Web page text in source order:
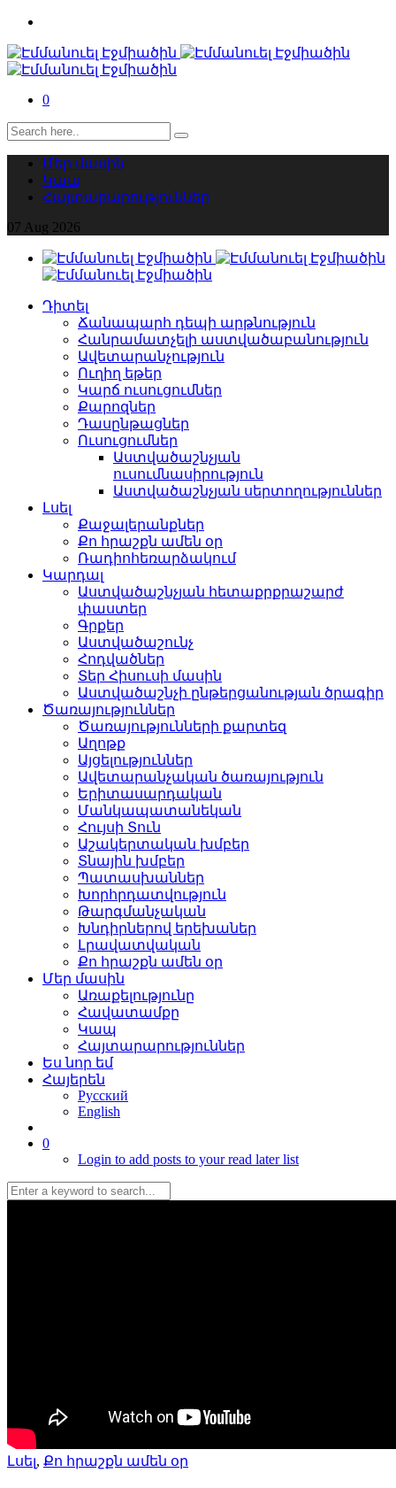
0
Մեր մասին
Կապ
Հայտարարություններ
07 Aug 2026
Դիտել
Ճանապարհ դեպի արթնություն
Հանրամատչելի աստվածաբանություն
Ավետարանչություն
Ուղիղ եթեր
Կարճ ուսուցումներ
Քարոզներ
Դասընթացներ
Ուսուցումներ
Աստվածաշնչյան
ուսումնասիրություն
Աստվածաշնչյան սերտողություններ
Լսել
Քաջալերանքներ
Քո հրաշքն ամեն օր
Ռադիոհեռարձակում
Կարդալ
Աստվածաշնչյան հետաքրքրաշարժ
փաստեր
Գրքեր
Աստվածաշունչ
Հոդվածներ
Տեր Հիսուսի մասին
Աստվածաշնչի ընթերցանության ծրագիր
Ծառայություններ
Ծառայությունների քարտեզ
Աղոթք
Այցելություններ
Ավետարանչական ծառայություն
Երիտասարդական
Մանկապատանեկան
Հույսի Տուն
Աշակերտական խմբեր
Տնային խմբեր
Պատասխաններ
Խորհրդատվություն
Թարգմանչական
Խնդիրներով երեխաներ
Լրավատվական
Քո հրաշքն ամեն օր
Մեր մասին
Առաքելությունը
Հավատամքը
Կապ
Հայտարարություններ
Ես նոր եմ
Հայերեն
Русский
English
0
Login to add posts to your read later list
Լսել, Քո հրաշքն ամեն օր